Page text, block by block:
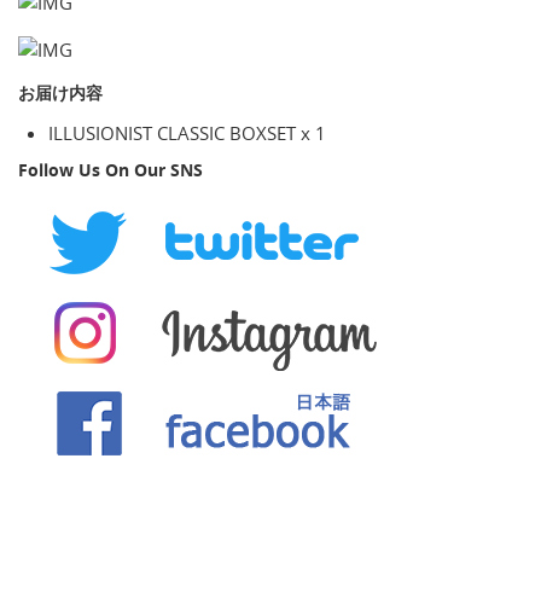
お届け内容
ILLUSIONIST CLASSIC BOXSET x 1
Follow Us On Our SNS